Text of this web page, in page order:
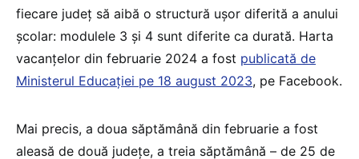
fiecare județ să aibă o structură ușor diferită a anului
școlar: modulele 3 și 4 sunt diferite ca durată. Harta
vacanțelor din februarie 2024 a fost publicată de
Ministerul Educației pe 18 august 2023, pe Facebook.
Mai precis, a doua săptămână din februarie a fost
aleasă de două județe, a treia săptămână – de 25 de